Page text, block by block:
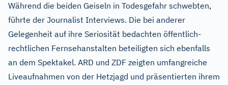
Während die beiden Geiseln in Todesgefahr schwebten,
führte der Journalist Interviews. Die bei anderer
Gelegenheit auf ihre Seriosität bedachten öffentlich-
rechtlichen Fernsehanstalten beteiligten sich ebenfalls
an dem Spektakel. ARD und ZDF zeigten umfangreiche
Liveaufnahmen von der Hetzjagd und präsentierten ihrem